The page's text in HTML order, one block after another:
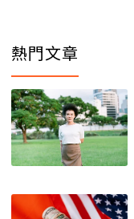
熱門文章